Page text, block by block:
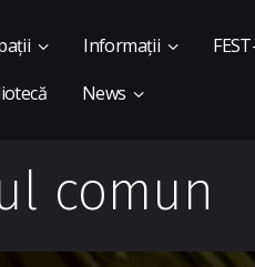
Informații
News
comun